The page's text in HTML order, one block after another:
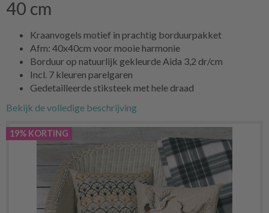
40 cm
Kraanvogels motief in prachtig borduurpakket
Afm: 40x40cm voor mooie harmonie
Borduur op natuurlijk gekleurde Aida 3,2 dr/cm
Incl. 7 kleuren parelgaren
Gedetailleerde stiksteek met hele draad
Bekijk de volledige beschrijving
19% KORTING